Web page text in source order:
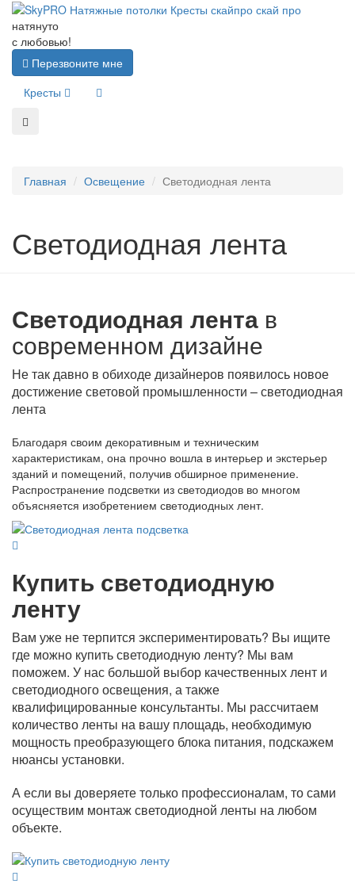
натянуто
с любовью!
Перезвоните мне
Кресты
Главная Освещение Светодиодная лента
Светодиодная лента
Светодиодная лента в
современном дизайне
Не так давно в обиходе дизайнеров появилось новое
достижение световой промышленности – светодиодная
лента
Благодаря своим декоративным и техническим
характеристикам, она прочно вошла в интерьер и экстерьер
зданий и помещений, получив обширное применение.
Распространение подсветки из светодиодов во многом
объясняется изобретением светодиодных лент.
Купить светодиодную
ленту
Вам уже не терпится экспериментировать? Вы ищите
где можно купить светодиодную ленту? Мы вам
поможем. У нас большой выбор качественных лент и
светодиодного освещения, а также
квалифицированные консультанты. Мы рассчитаем
количество ленты на вашу площадь, необходимую
мощность преобразующего блока питания, подскажем
нюансы установки.
А если вы доверяете только профессионалам, то сами
осуществим монтаж светодиодной ленты на любом
объекте.